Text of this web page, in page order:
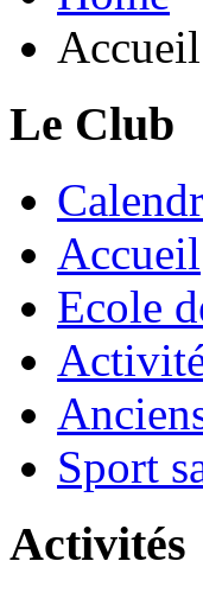
Accueil
Le Club
Accueil
Ecole
Sport
Activités